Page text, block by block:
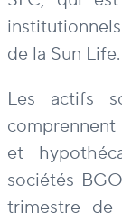
de la Sun Life.
Les actifs
et
sociétés
trimestre de